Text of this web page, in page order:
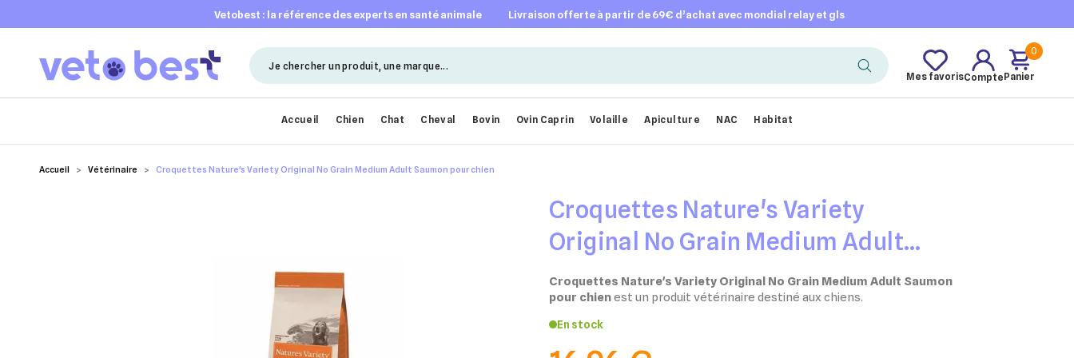
vetobest : la référence des experts en santé animale livraison offerte à partir de 69€ d’achat avec mondial relay et gls
Mes favorisCompte
0
Panier
Accueil Chien Chat Cheval Bovin Ovin Caprin Volaille Apiculture NAC Habitat
Accueil Vétérinaire Croquettes Nature's Variety Original No Grain Medium Adult Saumon pour chien
Croquettes Nature's Variety
Original No Grain Medium Adult
Saumon pour chien
Croquettes Nature's Variety Original No Grain Medium Adult Saumon
pour chienest un produit vétérinaire destiné aux chiens.
En stock